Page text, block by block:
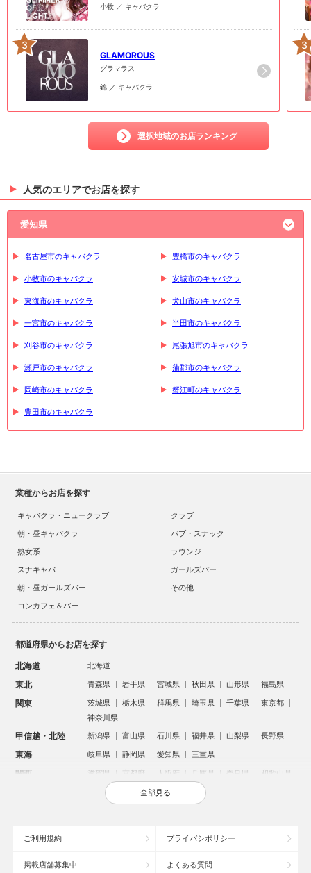
小牧 ／ キャバクラ
3
GLAMOROUS
グラマラス
錦 ／ キャバクラ
選択地域のお店ランキング
3
人気のエリアでお店を探す
愛知県
名古屋市のキャバクラ 豊橋市のキャバクラ
小牧市のキャバクラ 安城市のキャバクラ
東海市のキャバクラ 犬山市のキャバクラ
一宮市のキャバクラ 半田市のキャバクラ
刈谷市のキャバクラ 尾張旭市のキャバクラ
瀬戸市のキャバクラ 蒲郡市のキャバクラ
岡崎市のキャバクラ 蟹江町のキャバクラ
豊田市のキャバクラ
業種からお店を探す
キャバクラ・ニュークラブ
クラブ
朝・昼キャバクラ
パブ・スナック
熟女系
ラウンジ
スナキャバ
ガールズバー
朝・昼ガールズバー
その他
コンカフェ＆バー
都道府県からお店を探す
北海道 北海道
東北 青森県 岩手県 宮城県 秋田県 山形県 福島県
関東 茨城県 栃木県 群馬県 埼玉県 千葉県
東京都
神奈川県
甲信越・北陸 新潟県 富山県 石川県 福井県 山梨県 長野県
東海 岐阜県 静岡県 愛知県 三重県
関西 滋賀県 京都府 大阪府 兵庫県 奈良県 和歌山県
鳥取県 島根県 岡山県 広島県
沖縄県
全部見る
ご利用規約 プライバシポリシー
掲載店舗募集中 よくある質問